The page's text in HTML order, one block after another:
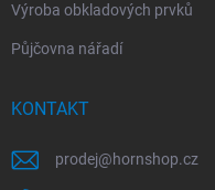
Výroba obkladových prvků
Půjčovna nářadí
KONTAKT
prodej@hornshop.cz